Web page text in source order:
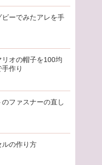
ビーでみたアレを手
リオの帽子を100均
作り
ファスナーの直し
ルの作り方